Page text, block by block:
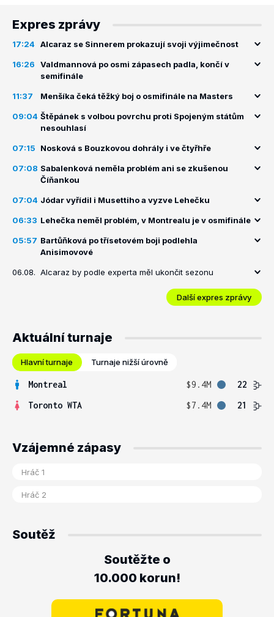
Expres zprávy
17:24 Alcaraz se Sinnerem prokazují svoji výjimečnost
16:26
Valdmannová po osmi zápasech padla, končí v
semifinále
11:37 Menšíka čeká těžký boj o osmifinále na Masters
09:04 Štěpánek s volbou povrchu proti Spojeným státům
nesouhlasí
07:15 Nosková s Bouzkovou dohrály i ve čtyřhře
07:08 Sabalenková neměla problém ani se zkušenou
Číňankou
07:04 Jódar vyřídil i Musettiho a vyzve Lehečku
06:33 Lehečka neměl problém, v Montrealu je v osmifinále
05:57 Bartůňková po třísetovém boji podlehla
Anisimovové
06.08. Alcaraz by podle experta měl ukončit sezonu
Další expres zprávy
Aktuální turnaje
Hlavní turnaje Turnaje nižší úrovně
Montreal $9.4M
22
Toronto WTA
$7.4M 21
Vzájemné zápasy
Soutěž
Soutěžte o
10.000 korun!